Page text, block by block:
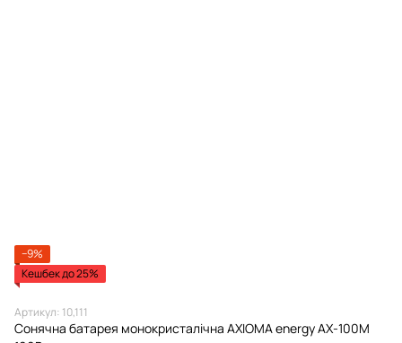
−9%
Кешбек до 25%
Артикул: 10,111
Сонячна батарея монокристалічна AXIOMA energy AX-100M